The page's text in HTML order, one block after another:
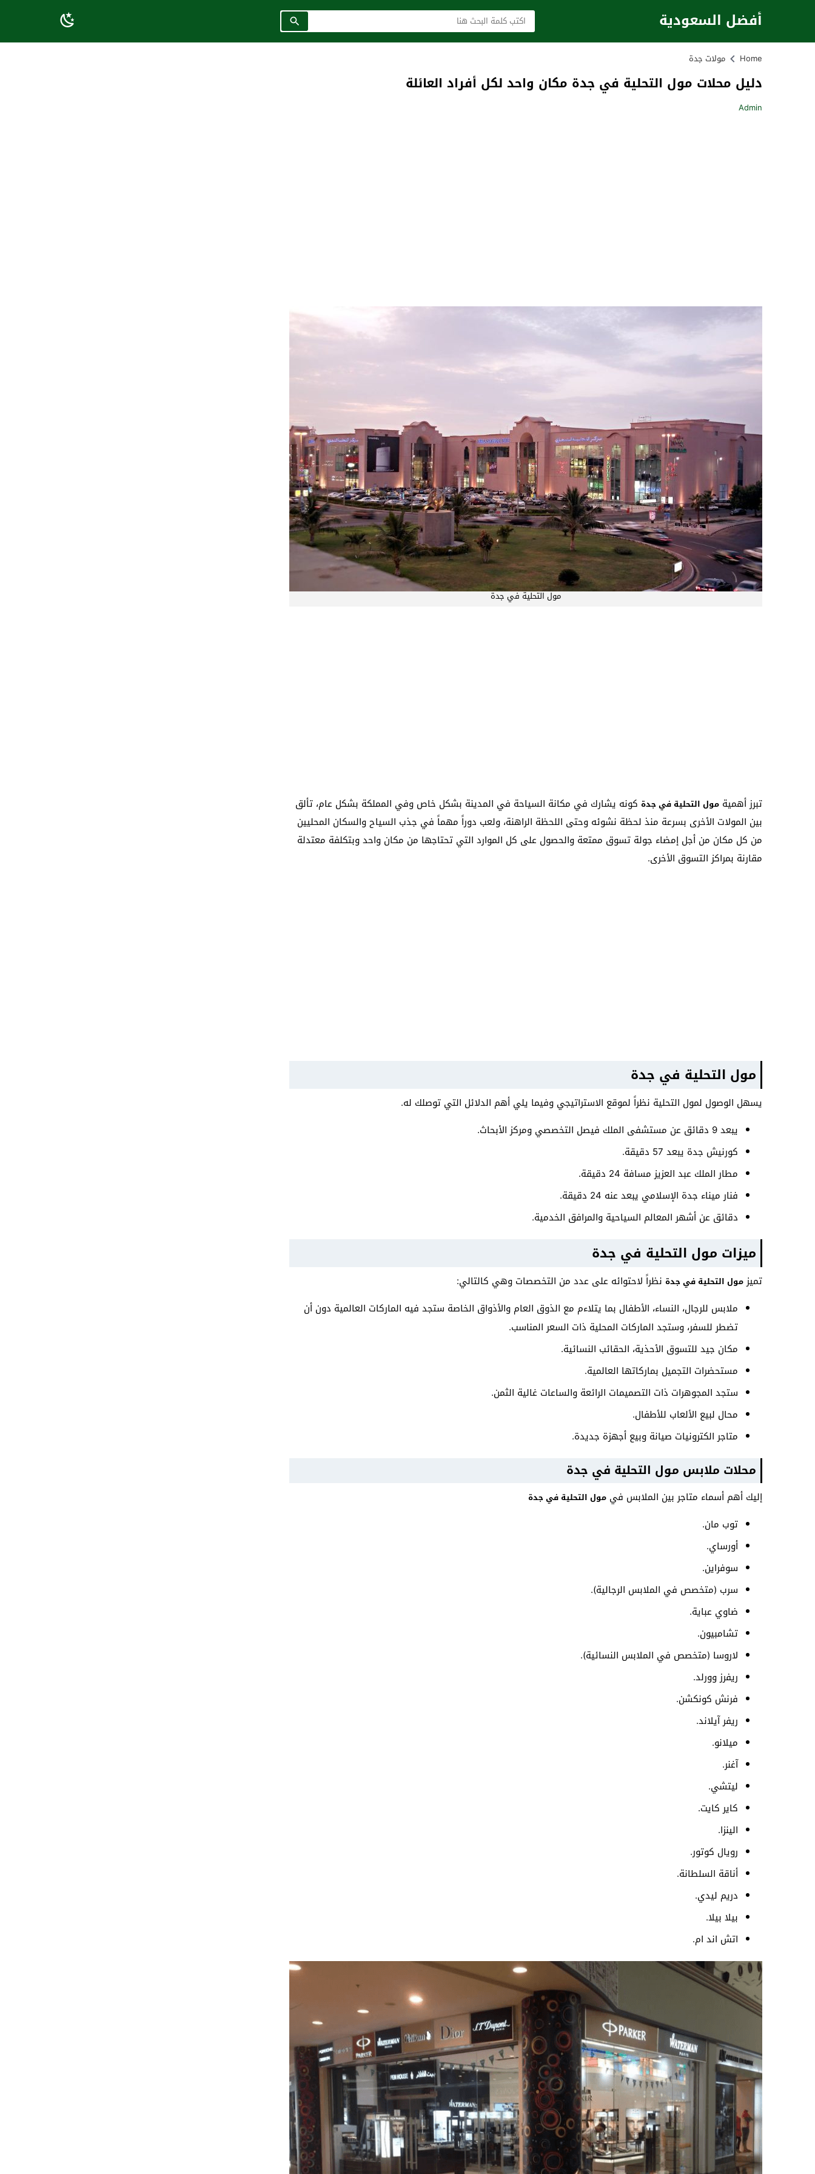
أفضل السعودية
Home مولات جدة
دليل محلات مول التحلية في جدة مكان واحد لكل أفراد العائلة
Admin
مول التحلية في جدة
تبرز أهمية مول التحلية في جدة كونه يشارك في مكانة السياحة في المدينة بشكل خاص وفي المملكة بشكل عام، تألق
بين المولات الأخرى بسرعة منذ لحظة نشوئه وحتى اللحظة الراهنة، ولعب دوراً مهماً في جذب السياح والسكان المحليين
من كل مكان من أجل إمضاء جولة تسوق ممتعة والحصول على كل الموارد التي تحتاجها من مكان واحد وبتكلفة معتدلة
مقارنة بمراكز التسوق الأخرى.
مول التحلية في جدة
يسهل الوصول لمول التحلية نظراً لموقع الاستراتيجي وفيما يلي أهم الدلائل التي توصلك له.
يبعد 9 دقائق عن مستشفى الملك فيصل التخصصي ومركز الأبحاث.
كورنيش جدة يبعد 57 دقيقة.
مطار الملك عبد العزيز مسافة 24 دقيقة.
فنار ميناء جدة الإسلامي يبعد عنه 24 دقيقة.
دقائق عن أشهر المعالم السياحية والمرافق الخدمية.
ميزات مول التحلية في جدة
تميزمول التحلية في جدة نظراً لاحتوائه على عدد من التخصصات وهي كالتالي:
ملابس للرجال، النساء، الأطفال بما يتلاءم مع الذوق العام والأذواق الخاصة ستجد فيه الماركات العالمية دون أن
تضطر للسفر، وستجد الماركات المحلية ذات السعر المناسب.
مكان جيد للتسوق الأحذية، الحقائب النسائية.
مستحضرات التجميل بماركاتها العالمية.
ستجد المجوهرات ذات التصميمات الرائعة والساعات غالية الثمن.
محال لبيع الألعاب للأطفال.
متاجر الكترونيات صيانة وبيع أجهزة جديدة.
محلات ملابس مول التحلية في جدة
إليك أهم أسماء متاجر بين الملابس في مول التحلية في جدة
توب مان.
أورساي.
سوفراين.
سرب (متخصص في الملابس الرجالية).
ضاوي عباية.
تشامبيون.
لاروسا (متخصص في الملابس النسائية).
ريفرز وورلد.
فرنش كونكشن.
ريفر آيلاند.
ميلانو.
آغنر.
ليتشي.
كاير كايت.
الينزا.
رويال كوتور.
أناقة السلطانة.
دريم ليدي.
بيلا بيلا.
اتش اند ام.